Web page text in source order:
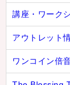
講座・ワーク
アウトレット
ワンコイン倍